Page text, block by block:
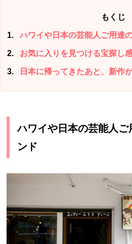
もくじ
1 ハワイや日本の芸能人ご用達
2 お気に入りを見つける宝探し
3 日本に帰ってきたあと、新作
ハワイや日本の芸能人ご
ンド